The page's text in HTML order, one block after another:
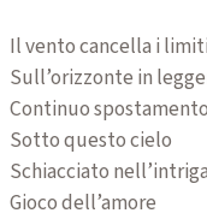
Il vento cancella i
Sull’orizzonte in
Continuo spostamento
Sotto questo cielo
Schiacciato
Gioco dell’amore